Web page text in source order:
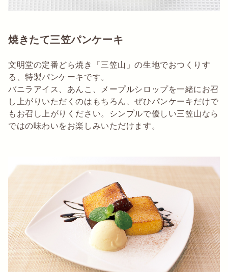
焼きたて三笠パンケーキ
文明堂の定番どら焼き「三笠山」の生地でおつくりす
る、特製パンケーキです。
バニラアイス、あんこ、メープルシロップを一緒にお召
し上がりいただくのはもちろん、ぜひパンケーキだけで
もお召し上がりください。シンプルで優しい三笠山なら
ではの味わいをお楽しみいただけます。